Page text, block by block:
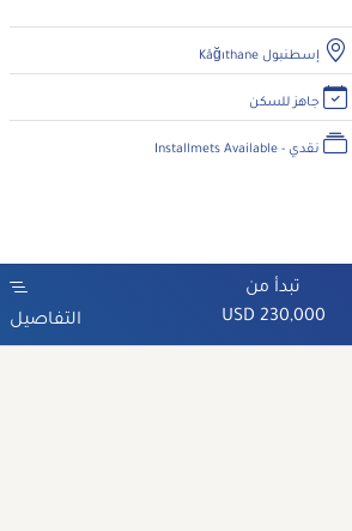
إسطنبول Kâğıthane
جاهز للسكن
نقدي - Installmets Available
تبدأ من
230,000 USD
التفاصيل